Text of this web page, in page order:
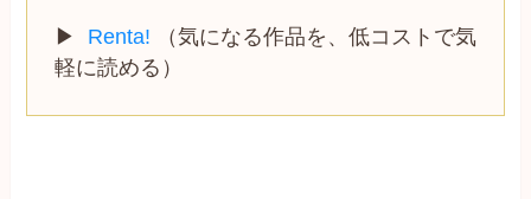
▶ Renta!
（気になる作品を、低コストで気
軽に読める）